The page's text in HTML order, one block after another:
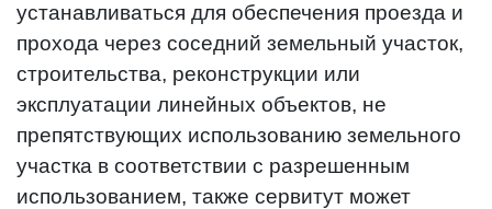
устанавливаться для обеспечения проезда и
прохода через соседний земельный участок,
строительства, реконструкции или
эксплуатации линейных объектов, не
препятствующих использованию земельного
участка в соответствии с разрешенным
использованием, также сервитут может